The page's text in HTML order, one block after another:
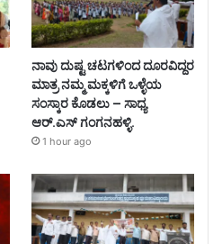
ನಾವು ದುಷ್ಟ ಚಟಗಳಿಂದ ದೂರವಿದ್ದರ
ಮಾತ್ರ ನಮ್ಮ ಮಕ್ಕಳಿಗೆ ಒಳ್ಳೆಯ
ಸಂಸ್ಕಾರ ಕೊಡಲು – ಸಾಧ್ಯ
ಆರ್.ಎಸ್ ಗಂಗನಹಳ್ಳಿ.
1 hour ago